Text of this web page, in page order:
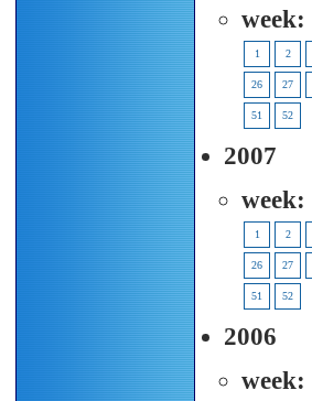
week:
1 2
26 27
51 52
2007
week:
1 2
26 27
51 52
2006
week: